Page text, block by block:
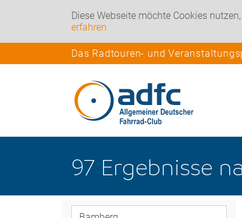
Diese Webseite möchte Cookies
erfahren
Das Radtouren- und
97 Ergebnisse